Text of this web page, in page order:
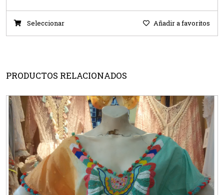
Seleccionar Añadir a favoritos
PRODUCTOS RELACIONADOS